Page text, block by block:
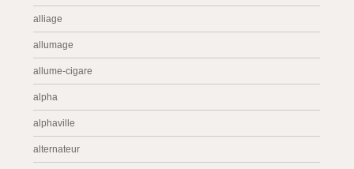
alliage
allumage
allume-cigare
alpha
alphaville
alternateur